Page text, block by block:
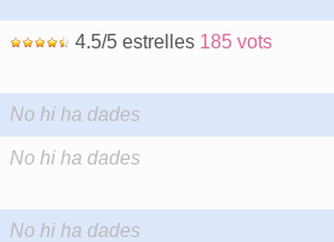
4.5/5 estrelles 185 vots
No hi ha dades
No hi ha dades
No hi ha dades